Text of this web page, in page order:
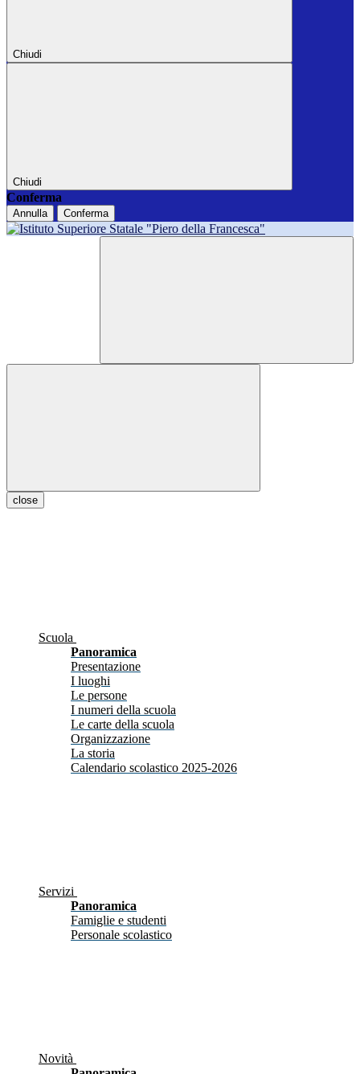
Chiudi
Chiudi
Conferma
Annulla Conferma
close
Scuola
Panoramica
Presentazione
I luoghi
Le persone
I numeri della scuola
Le carte della scuola
Organizzazione
La storia
Calendario scolastico 2025-2026
Servizi
Panoramica
Famiglie e studenti
Personale scolastico
Novità